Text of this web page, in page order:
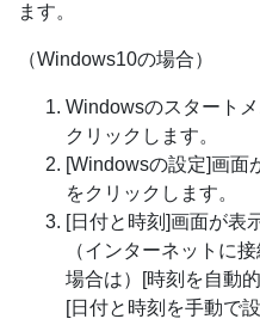
ます。
（Windows10の場合）
Windowsのスタート
クリックします。
[Windowsの設定]画面
をクリックします。
[日付と時刻]画面が表
（インターネットに
場合は）[時刻を自動
[日付と時刻を手動で